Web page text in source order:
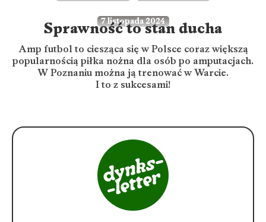
7 listopada 2024
Sprawność to stan ducha
Amp futbol to ciesząca się w Polsce coraz większą
popularnością piłka nożna dla osób po amputacjach.
W Poznaniu można ją trenować w Warcie.
I to z sukcesami!